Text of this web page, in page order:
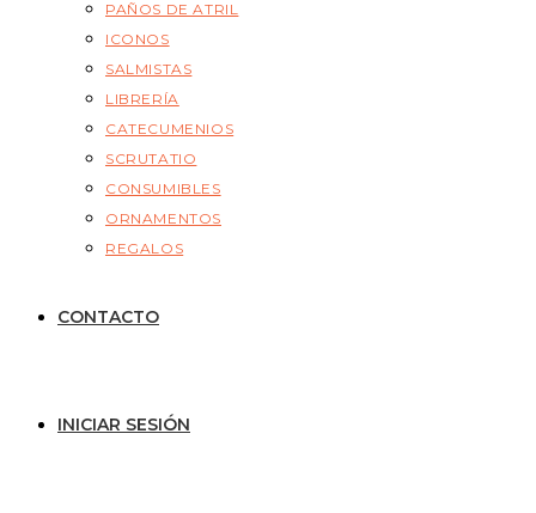
PAÑOS DE ATRIL
ICONOS
SALMISTAS
LIBRERÍA
CATECUMENIOS
SCRUTATIO
CONSUMIBLES
ORNAMENTOS
REGALOS
CONTACTO
INICIAR SESIÓN